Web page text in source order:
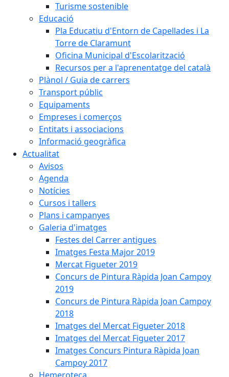
Turisme sostenible
Educació
Pla Educatiu d'Entorn de Capellades i La
Torre de Claramunt
Oficina Municipal d'Escolarització
Recursos per a l'aprenentatge del català
Plànol / Guia de carrers
Transport públic
Equipaments
Empreses i comerços
Entitats i associacions
Informació geogràfica
Actualitat
Avisos
Agenda
Notícies
Cursos i tallers
Plans i campanyes
Galeria d'imatges
Festes del Carrer antigues
Imatges Festa Major 2019
Mercat Figueter 2019
Concurs de Pintura Ràpida Joan Campoy
2019
Concurs de Pintura Ràpida Joan Campoy
2018
Imatges del Mercat Figueter 2018
Imatges del Mercat Figueter 2017
Imatges Concurs Pintura Ràpida Joan
Campoy 2017